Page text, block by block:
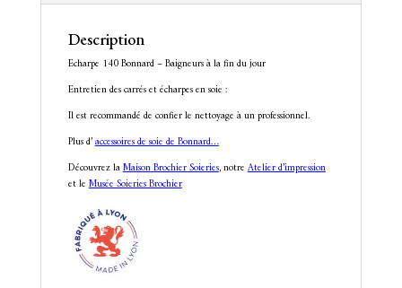
Description
Echarpe 140 Bonnard – Baigneurs à la fin du jour
Entretien des carrés et écharpes en soie :
Il est recommandé de confier le nettoyage à un professionnel.
Plus d’accessoires de soie de Bonnard…
Découvrez laMaison Brochier Soieries, notreAtelier d’impression
et leMusée Soieries Brochier